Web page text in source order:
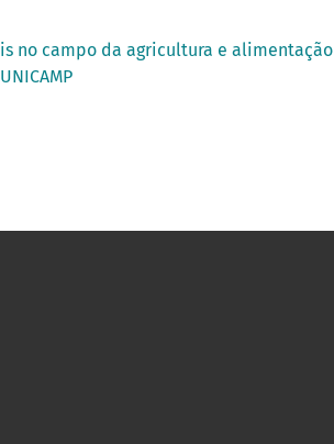
no campo da agricultura e alimentação